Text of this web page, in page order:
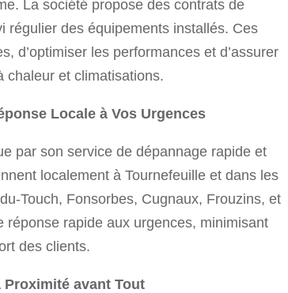
La société propose des contrats de
régulier des équipements installés. Ces
d’optimiser les performances et d’assurer
chaleur et climatisations.
Locale à Vos Urgences
par son service de dépannage rapide et
localement à Tournefeuille et dans les
Touch, Fonsorbes, Cugnaux, Frouzins, et
réponse rapide aux urgences, minimisant
des clients.
avant Tout